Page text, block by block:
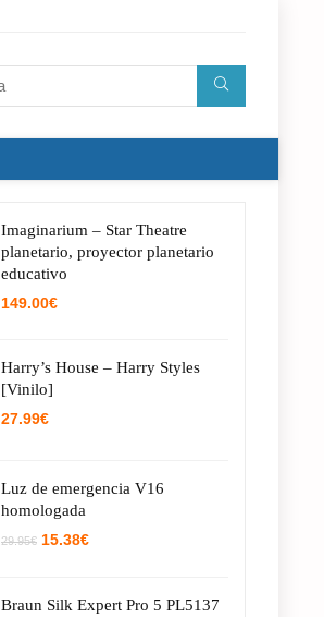
Imaginarium – Star Theatre
planetario, proyector planetario
educativo
149.00€
Harry’s House – Harry Styles
[Vinilo]
27.99€
Luz de emergencia V16
homologada
29.95€ El
29.95€.
15.38€El
15.38€.
Braun Silk Expert Pro 5 PL5137